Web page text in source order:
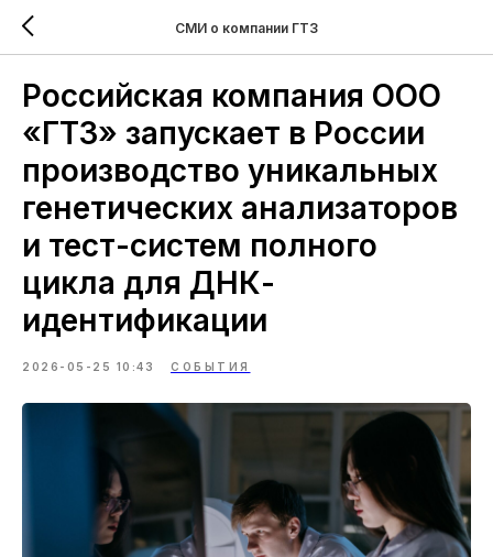
СМИ о компании ГТЗ
Российская компания ООО
«ГТЗ» запускает в России
производство уникальных
генетических анализаторов
и тест-систем полного
цикла для ДНК-
идентификации
2026-05-25 10:43 СОБЫТИЯ